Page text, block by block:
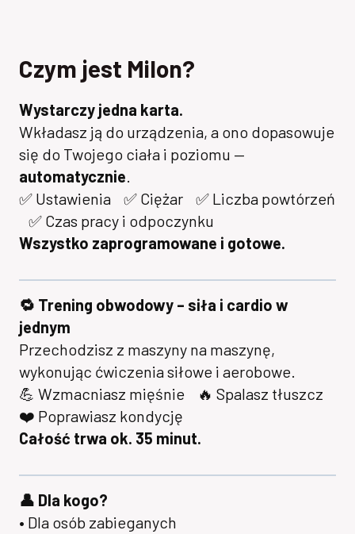
Czym jest Milon?
Wystarczy jedna karta.
Wkładasz ją do urządzenia, a ono dopasowuje
się do Twojego ciała i poziomu —
automatycznie.
✅ Ustawienia ✅ Ciężar ✅ Liczba powtórzeń
✅ Czas pracy i odpoczynku
Wszystko zaprogramowane i gotowe.
🔁 Trening obwodowy – siła i cardio w
jednym
Przechodzisz z maszyny na maszynę,
wykonując ćwiczenia siłowe i aerobowe.
💪 Wzmacniasz mięśnie 🔥 Spalasz tłuszcz
❤️ Poprawiasz kondycję
Całość trwa ok. 35 minut.
👤 Dla kogo?
• Dla osób zabieganych